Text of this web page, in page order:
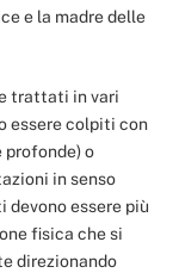
e la madre delle
trattati in vari
essere colpiti con
profonde) o
in senso
devono essere più
fisica che si
direzionando